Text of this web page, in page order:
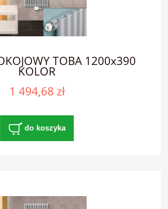
TOBA 1200x390
KOLOR
1 494,68 zł
do koszyka